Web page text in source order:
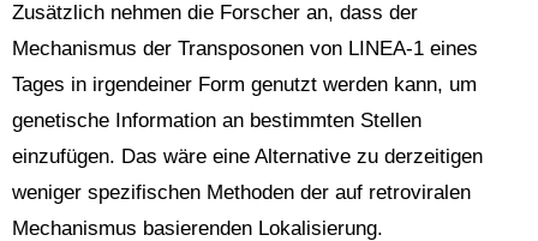
Zusätzlich nehmen die Forscher an, dass der
Mechanismus der Transposonen von LINEA-1 eines
Tages in irgendeiner Form genutzt werden kann, um
genetische Information an bestimmten Stellen
einzufügen. Das wäre eine Alternative zu derzeitigen
weniger spezifischen Methoden der auf retroviralen
Mechanismus basierenden Lokalisierung.